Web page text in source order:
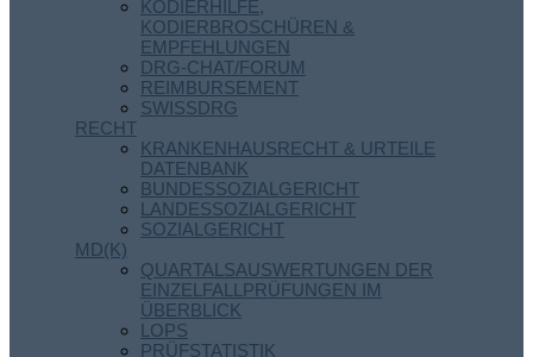
KODIERHILFE,
KODIERBROSCHÜREN &
EMPFEHLUNGEN
DRG-CHAT/FORUM
REIMBURSEMENT
SWISSDRG
RECHT
KRANKENHAUSRECHT & URTEILE
DATENBANK
BUNDESSOZIALGERICHT
LANDESSOZIALGERICHT
SOZIALGERICHT
MD(K)
QUARTALSAUSWERTUNGEN DER
EINZELFALLPRÜFUNGEN IM
ÜBERBLICK
LOPS
PRÜFSTATISTIK